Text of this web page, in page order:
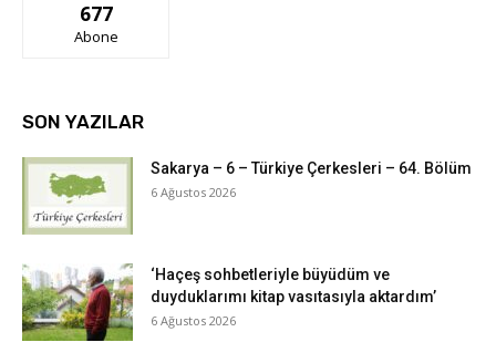
677
Abone
SON YAZILAR
Sakarya – 6 – Türkiye Çerkesleri – 64. Bölüm
6 Ağustos 2026
‘Haçeş sohbetleriyle büyüdüm ve
duyduklarımı kitap vasıtasıyla aktardım’
6 Ağustos 2026